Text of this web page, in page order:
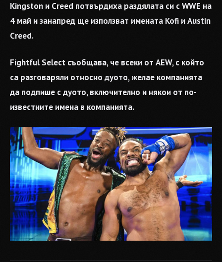
Kingston и Creed потвърдиха раздялата си с WWE на
4 май и занапред ще използват имената Kofi и Austin
Creed.
Fightful Select съобщава, че всеки от AEW, с който
са разговаряли относно дуото, желае компанията
да подпише с дуото, включително и някои от по-
известните имена в компанията.